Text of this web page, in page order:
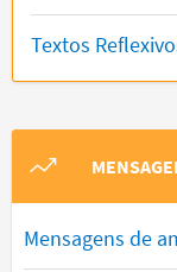
Textos
Mensagens de